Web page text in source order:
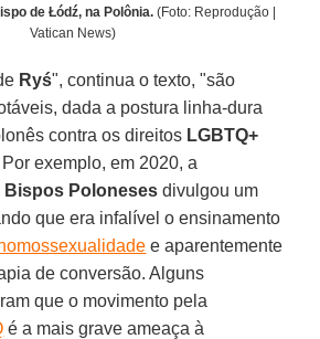
de Łódź, na Polônia.(Foto: Reprodução |
Vatican News)
Ryś", continua o texto, "são
dada a postura linha-dura
contra os direitos LGBTQ+
exemplo, em 2020, a
Poloneses divulgou um
que era infalível o ensinamento
homossexualidade e aparentemente
de conversão. Alguns
que o movimento pela
é a mais grave ameaça à